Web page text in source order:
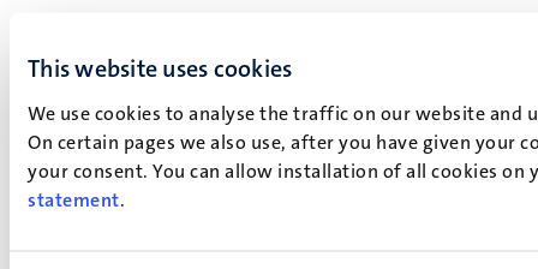
This website uses cookies
We use cookies to analyse the traffic on our website
On certain pages we also use, after you have given your
your consent. You can allow installation of all cookies
statement.